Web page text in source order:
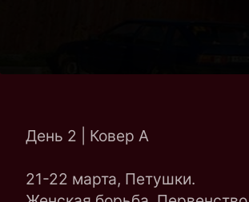
День 2 | Ковер A
21-22 марта, Петушки.